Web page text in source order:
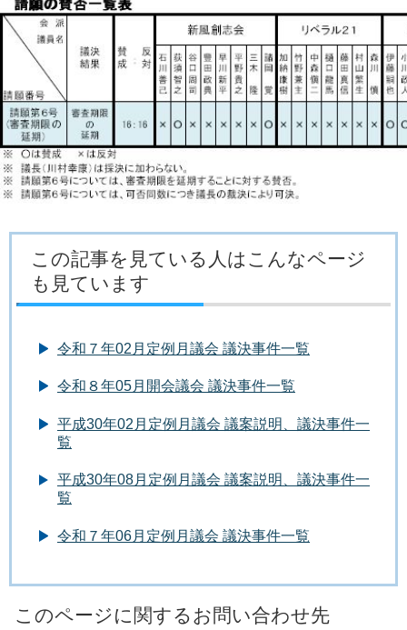
この記事を見ている人はこんなページ
も見ています
令和７年02月定例月議会 議決事件一覧
令和８年05月開会議会 議決事件一覧
平成30年02月定例月議会 議案説明、議決事件一
覧
平成30年08月定例月議会 議案説明、議決事件一
覧
令和７年06月定例月議会 議決事件一覧
このページに関するお問い合わせ先